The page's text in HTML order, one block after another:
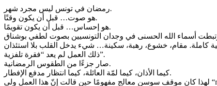
رمضان في تونس ليس مجرد شهر.
هو صوت… قبل أن يكون وقتًا.
هو إحساس… قبل أن يكون تقويمًا.
ذلك العمل لم يعد “فقرة تلفزية”.
صار جزءًا من الطقوس الرمضانية.
كيما الأذان، كيما لمّة العائلة، كيما انتظار مدفع الإفطار.